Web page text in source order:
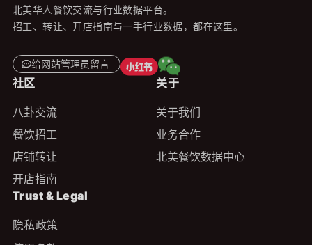
北美华人餐饮交流与行业数据平台。
招工、转让、开店指南与一手行业数据，都在这里。
给网站管理员留言
社区
八卦交流
餐饮招工
店铺转让
开店指南
关于
关于我们
业务合作
北美餐饮数据中心
Trust & Legal
隐私政策